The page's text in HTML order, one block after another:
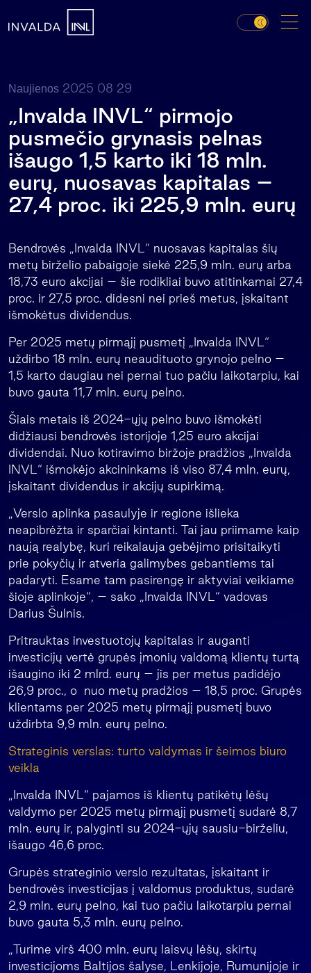
Naujienos 2025 08 29
„Invalda INVL“ pirmojo
pusmečio grynasis pelnas
išaugo 1,5 karto iki 18 mln.
eurų, nuosavas kapitalas –
27,4 proc. iki 225,9 mln. eurų
Bendrovės „Invalda INVL“ nuosavas kapitalas šių
metų birželio pabaigoje siekė 225,9 mln. eurų arba
18,73 euro akcijai – šie rodikliai buvo atitinkamai 27,4
proc. ir 27,5 proc. didesni nei prieš metus, įskaitant
išmokėtus dividendus.
Per 2025 metų pirmąjį pusmetį „Invalda INVL“
uždirbo 18 mln. eurų neaudituoto grynojo pelno –
1,5 karto daugiau nei pernai tuo pačiu laikotarpiu, kai
buvo gauta 11,7 mln. eurų pelno.
Šiais metais iš 2024-ųjų pelno buvo išmokėti
didžiausi bendrovės istorijoje 1,25 euro akcijai
dividendai. Nuo kotiravimo biržoje pradžios „Invalda
INVL“ išmokėjo akcininkams iš viso 87,4 mln. eurų,
įskaitant dividendus ir akcijų supirkimą.
„Verslo aplinka pasaulyje ir regione išlieka
neapibrėžta ir sparčiai kintanti. Tai jau priimame kaip
naują realybę, kuri reikalauja gebėjimo prisitaikyti
prie pokyčių ir atveria galimybes gebantiems tai
padaryti. Esame tam pasirengę ir aktyviai veikiame
šioje aplinkoje“, – sako „Invalda INVL“ vadovas
Darius Šulnis.
Pritrauktas investuotojų kapitalas ir auganti
investicijų vertė grupės įmonių valdomą klientų turtą
išaugino iki 2 mlrd. eurų – jis per metus padidėjo
26,9 proc., o nuo metų pradžios – 18,5 proc. Grupės
klientams per 2025 metų pirmąjį pusmetį buvo
uždirbta 9,9 mln. eurų pelno.
Strateginis verslas: turto valdymas ir šeimos biuro
veikla
„Invalda INVL“ pajamos iš klientų patikėtų lėšų
valdymo per 2025 metų pirmąjį pusmetį sudarė 8,7
mln. eurų ir, palyginti su 2024-ųjų sausiu-birželiu,
išaugo 46,6 proc.
Grupės strateginio verslo rezultatas, įskaitant ir
bendrovės investicijas į valdomus produktus, sudarė
2,9 mln. eurų pelno, kai tuo pačiu laikotarpiu pernai
buvo gauta 5,3 mln. eurų pelno.
„Turime virš 400 mln. eurų laisvų lėšų, skirtų
investicijoms Baltijos šalyse, Lenkijoje, Rumunijoje ir